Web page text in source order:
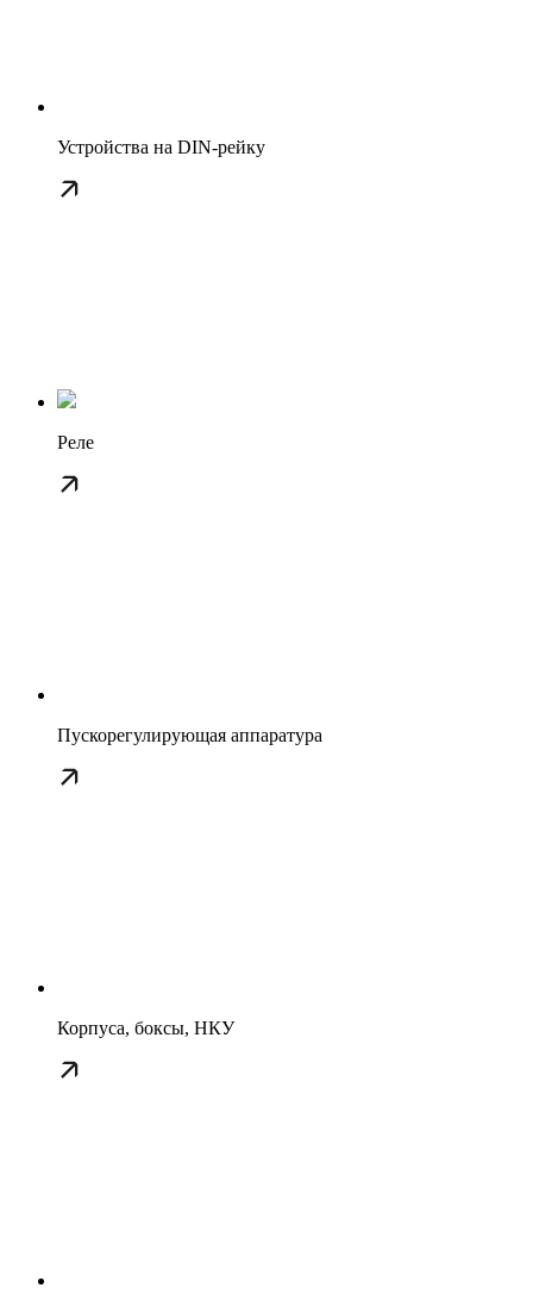
Устройства на DIN-рейку
Реле
Пускорегулирующая аппаратура
Корпуса, боксы, НКУ